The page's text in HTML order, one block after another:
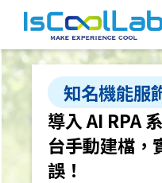
知名機能服
導入 AI RPA
台手動建檔，
誤！